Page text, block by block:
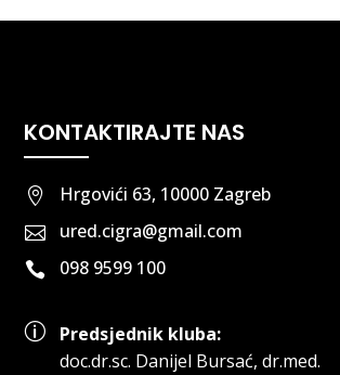
KONTAKTIRAJTE NAS
 Hrgovići 63, 10000 Zagreb
 ured.cigra@gmail.com
 098 9599 100
p
Predsjednik kluba:
doc.dr.sc. Danijel Bursać, dr.med.